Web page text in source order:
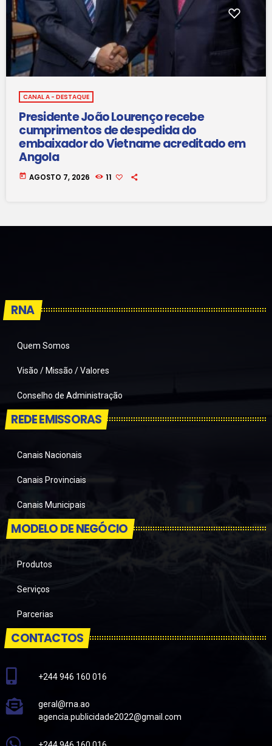
CANAL A - DESTAQUE
Presidente João Lourenço recebe
cumprimentos de despedida do
embaixador do Vietname acreditado em
Angola
today AGOSTO 7, 2026 11
RNA
Quem Somos
Visão / Missão / Valores
Conselho de Administração
REDE EMISSORAS
Canais Nacionais
Canais Provinciais
Canais Municipais
MODELO DE NEGÓCIO
Produtos
Serviços
Parcerias
CONTACTOS
+244 946 160 016
geral@rna.ao
agencia.publicidade2022@gmail.com